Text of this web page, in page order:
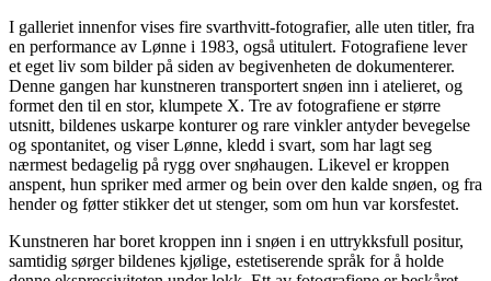
I galleriet innenfor vises fire svarthvitt-fotografier, alle uten titler, fra
en performance av Lønne i 1983, også utitulert. Fotografiene lever
et eget liv som bilder på siden av begivenheten de dokumenterer.
Denne gangen har kunstneren transportert snøen inn i atelieret, og
formet den til en stor, klumpete X. Tre av fotografiene er større
utsnitt, bildenes uskarpe konturer og rare vinkler antyder bevegelse
og spontanitet, og viser Lønne, kledd i svart, som har lagt seg
nærmest bedagelig på rygg over snøhaugen. Likevel er kroppen
anspent, hun spriker med armer og bein over den kalde snøen, og fra
hender og føtter stikker det ut stenger, som om hun var korsfestet.
Kunstneren har boret kroppen inn i snøen i en uttrykksfull positur,
samtidig sørger bildenes kjølige, estetiserende språk for å holde